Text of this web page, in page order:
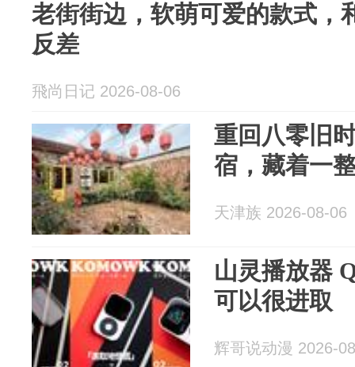
老街街边，软萌可爱的款式，
反差
飛尚日记 2026-08-06
重回八零旧
宿，藏着一
天津族 2026-08-06
山灵播放器
可以很进取
辉哥说动漫 2026-